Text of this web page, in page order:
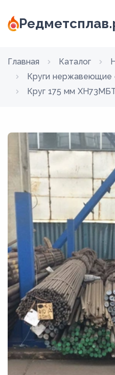
Главная Каталог
Круги нержавеющие
Круг 175 мм